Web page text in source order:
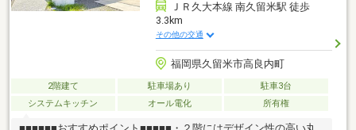
ＪＲ久大本線 南久留米駅 徒歩
3.3km
その他の交通
福岡県久留米市高良内町
2階建て 駐車場あり
駐車3台
システムキッチン
オール電化 所有権